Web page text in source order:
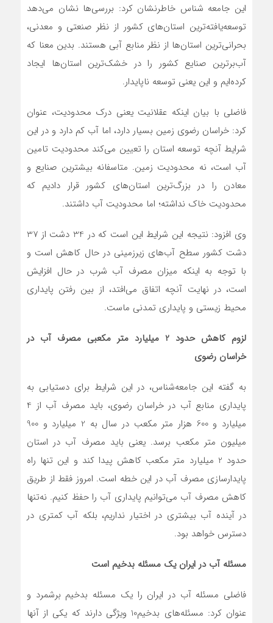
این جامعه شناس خاطرنشان کرد: بررسی‌ها نشان می‌دهد
توسعه‌یافته‌ترین استان‌های کشور از نظر صنعتی و معدنی،
بحرانی‌ترین استان‌ها از نظر منابع آبی هستند. بدین معنا که
آب‌برترین صنایع کشور را در خشک‌ترین استان‌ها ایجاد
کرده‌ایم و این یعنی توسعه ناپایدار.
فاضلی با بیان اینکه عقلانیت یعنی درک محدودیت، عنوان
کرد: خراسان رضوی زمین بسیار دارد، اما آب کم دارد و در این
شرایط آنچه توسعه استان را تعیین می‌کند محدودیت تامین
آب است، نه محدودیت زمین. متاسفانه بیشترین صنایع و
معادن را در بزرگ‌ترین استان‌های کشور قرار دادیم که
محدودیت خاک نداشته؛ اما محدودیت آب داشتند.
وی افزود: نتیجه این شرایط این است که در 34 دشت از 37
دشت کشور سطح آب‌های زیرزمینی در حال کاهش است و
با توجه به اینکه میزان مصرف آب شرب در حال افزایش
است، در نهایت آنچه اتفاق می‌افتد، از بین رفتن پایداری
محیط زیستی و پایداری تمدنی ماست.
لزوم کاهش حدود 2 میلیارد متر مکعبی مصرف آب در
خراسان رضوی
به گفته این جامعه‌شناس، در این شرایط برای دستیابی به
پایداری منابع آب در خراسان رضوی، باید مصرف آب از 4
میلیارد و 600 هزار متر مکعب در سال به 2 میلیارد و 900
میلیون متر مکعب برسد. یعنی باید مصرف آب در استان
حدود 2 میلیارد متر مکعب کاهش پیدا کند و این تنها راه
پایدارسازی مصرف آب در این خطه است. امروز فقط از طریق
کاهش مصرف آب می‌توانیم پایداری آب را حفظ کنیم. نه‌تنها
در آینده آب بیشتری در اختیار نداریم، بلکه آب کمتری در
دسترس خواهد بود.
مسئله آب در ایران یک مسئله بدخیم است
فاضلی مسئله آب در ایران را یک مسئله بدخیم برشمرد و
عنوان کرد: مسئله‌های بدخیم10 ویژگی دارند که یکی از آنها